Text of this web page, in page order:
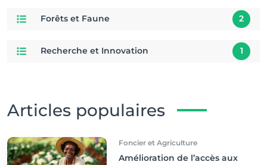
Forêts et Faune 2
Recherche et Innovation 1
Articles populaires
Foncier et Agriculture
Amélioration de l’accès aux